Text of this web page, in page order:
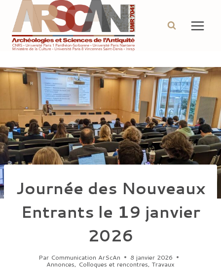
contenu
Journée des Nouveaux
Entrants le 19 janvier
2026
Par Communication ArScAn 8 janvier 2026
Annonces, Colloques et rencontres, Travaux